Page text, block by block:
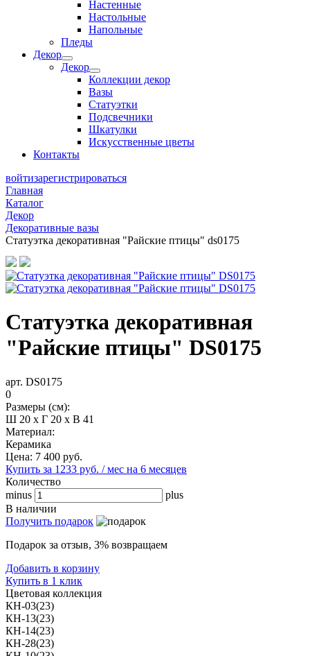
Настенные
Настольные
Напольные
Пледы
Декор
Декор
Коллекции декор
Вазы
Статуэтки
Подсвечники
Шкатулки
Искусственные цветы
Контакты
войтизарегистрироваться
Главная
Каталог
Декор
Декоративные вазы
Статуэтка декоративная "Райские птицы" ds0175
Статуэтка декоративная
"Райские птицы" DS0175
арт. DS0175
0
Размеры (см):
Ш 20 x Г 20 x В 41
Материал:
Керамика
Цена: 7 400 руб.
Купить за 1233 руб. / мес на 6 месяцев
Количество
minus
plus
В наличии
Получить подарок
Подарок за отзыв, 3% возвращаем
Добавить в корзину
Купить в 1 клик
Цветовая коллекция
КН-03(23)
КН-13(23)
КН-14(23)
КН-28(23)